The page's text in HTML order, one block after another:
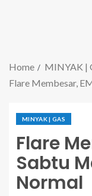
Home
MINYAK |
Flare Membesar,
MINYAK | GAS
Flare
Sabtu
Normal